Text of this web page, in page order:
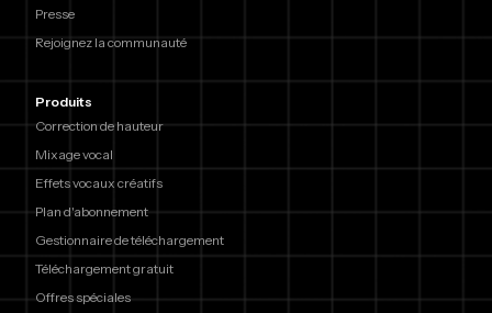
Presse
Rejoignez la communauté
Produits
Correction de hauteur
Mixage vocal
Effets vocaux créatifs
Plan d'abonnement
Gestionnaire de téléchargement
Téléchargement gratuit
Offres spéciales